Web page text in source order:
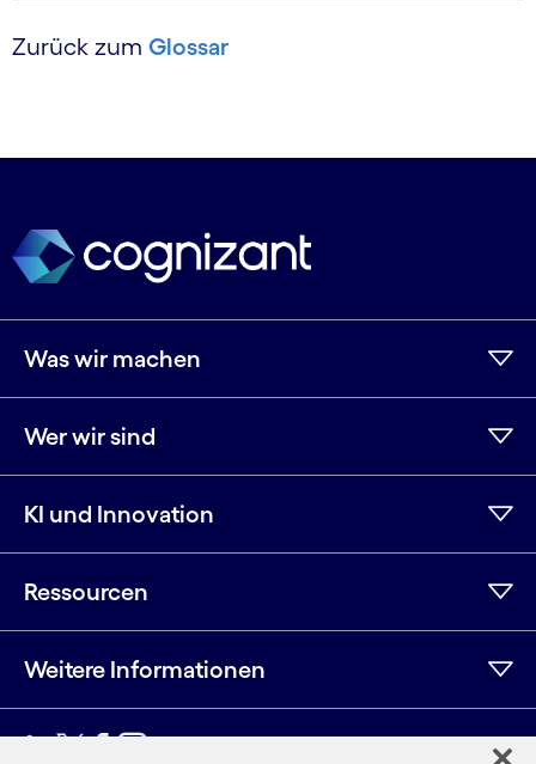
Zurück zum Glossar
Was wir machen
Wer wir sind
KI und Innovation
Ressourcen
Weitere Informationen